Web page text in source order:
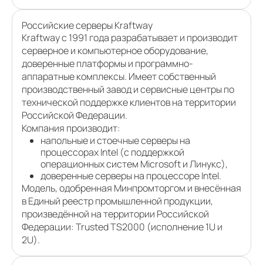
Российские серверы Kraftway
Kraftway с 1991 года разрабатывает и производит
серверное и компьютерное оборудование,
доверенные платформы и программно-
аппаратные комплексы. Имеет собственный
производственный завод и сервисные центры по
технической поддержке клиентов на территории
Российской Федерации.
Компания производит:
напольные и стоечные серверы на
процессорах Intel (с поддержкой
операционных систем Microsoft и Линукс),
доверенные серверы на процессоре Intel.
Модель, одобренная Минпромторгом и внесённая
в Единый реестр промышленной продукции,
произведённой на территории Российской
Федерации: Trusted TS2000 (исполнение 1U и
2U).